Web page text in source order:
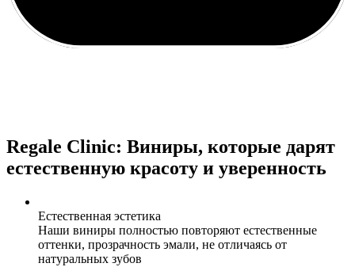
Regale Clinic: Виниры, которые дарят
естественную красоту и уверенность
Естественная эстетика
Наши виниры полностью повторяют естественные
оттенки, прозрачность эмали, не отличаясь от
натуральных зубов